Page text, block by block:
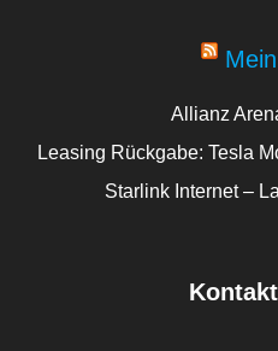
Allianz
Leasing Rückgabe: Tesla
Starlink Internet –